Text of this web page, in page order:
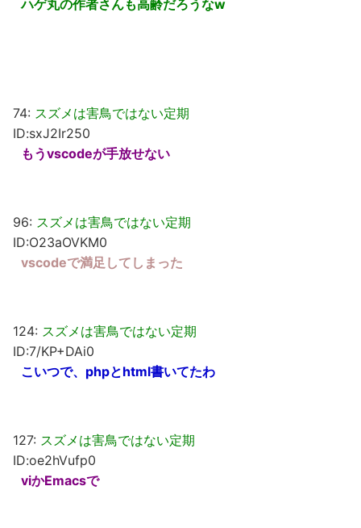
ハゲ丸の作者さんも高齢だろうなw
74: スズメは害鳥ではない定期
ID:sxJ2Ir250
もうvscodeが手放せない
96: スズメは害鳥ではない定期
ID:O23aOVKM0
vscodeで満足してしまった
124: スズメは害鳥ではない定期
ID:7/KP+DAi0
こいつで、phpとhtml書いてたわ
127: スズメは害鳥ではない定期
ID:oe2hVufp0
viかEmacsで